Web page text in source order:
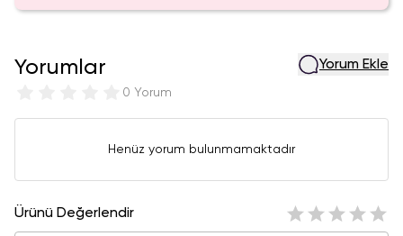
Yorumlar
0 Yorum
Yorum Ekle
Henüz yorum bulunmamaktadır
Ürünü Değerlendir